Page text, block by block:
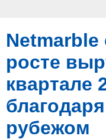
Netmarble
росте
квартале
рубежом